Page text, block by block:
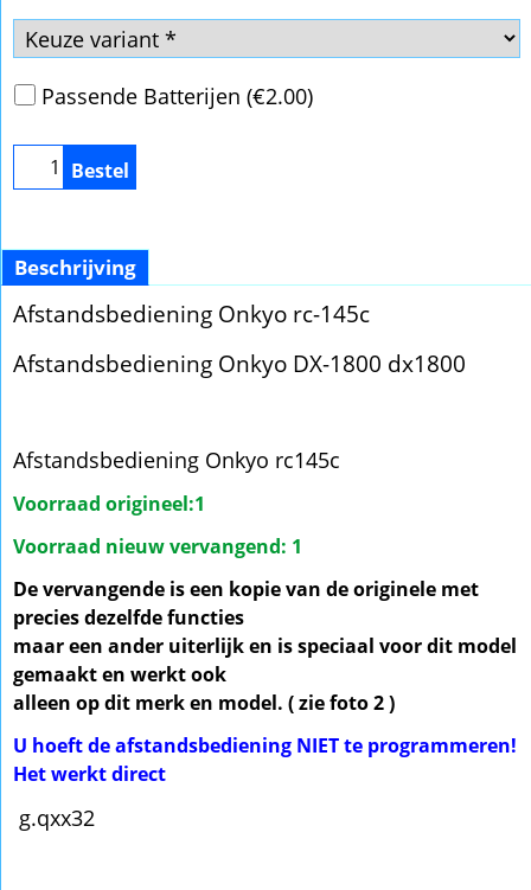
Passende Batterijen (€2.00)
Bestel
Beschrijving
Afstandsbediening Onkyo rc-145c
Afstandsbediening Onkyo DX-1800 dx1800
Afstandsbediening Onkyo rc145c
Voorraad origineel:1
Voorraad nieuw vervangend: 1
De vervangende is een kopie van de originele met
precies dezelfde functies
maar een ander uiterlijk en is speciaal voor dit model
gemaakt en werkt ook
alleen op dit merk en model. ( zie foto 2 )
U hoeft de afstandsbediening NIET te programmeren!
Het werkt direct
g.qxx32